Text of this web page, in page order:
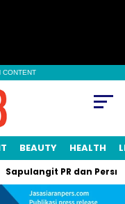
CONTENT
BEAUTY HEALTH
PR dan Persrilis.com